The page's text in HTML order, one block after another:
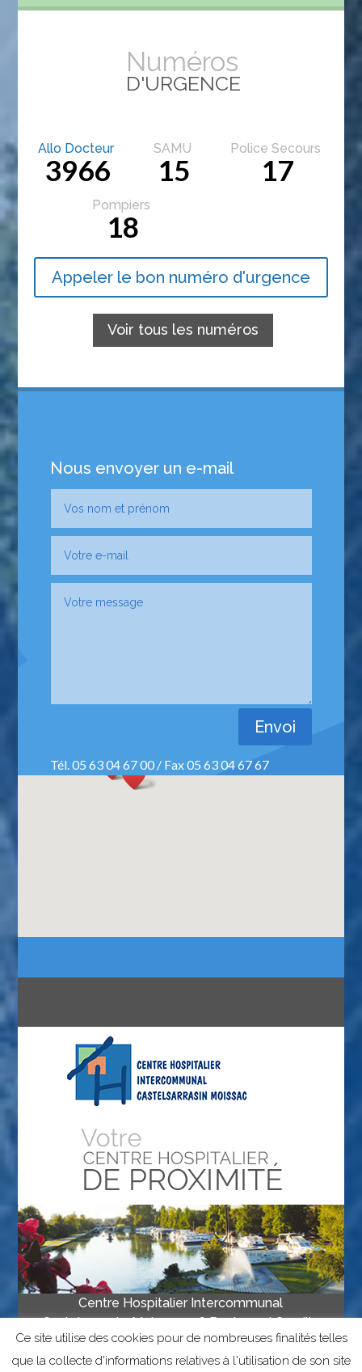
Numéros
D'URGENCE
Allo Docteur
3966
SAMU
15
Police Secours
17
Pompiers
18
Appeler le bon numéro d'urgence
Voir tous les numéros
Nous envoyer un e-mail
Envoi
Tél. 05 63 04 67 00 / Fax 05 63 04 67 67
Centre Hospitalier Intercommunal
Castelsarrasin-Moissac • 16 Boulevard Camille
Delthil, 82201 Moissac • Tél 05 63 04 67 00
• Fax 05 63 04 67 67
Ce site utilise des cookies pour de nombreuses finalités telles
que la collecte d'informations relatives à l'utilisation de son site